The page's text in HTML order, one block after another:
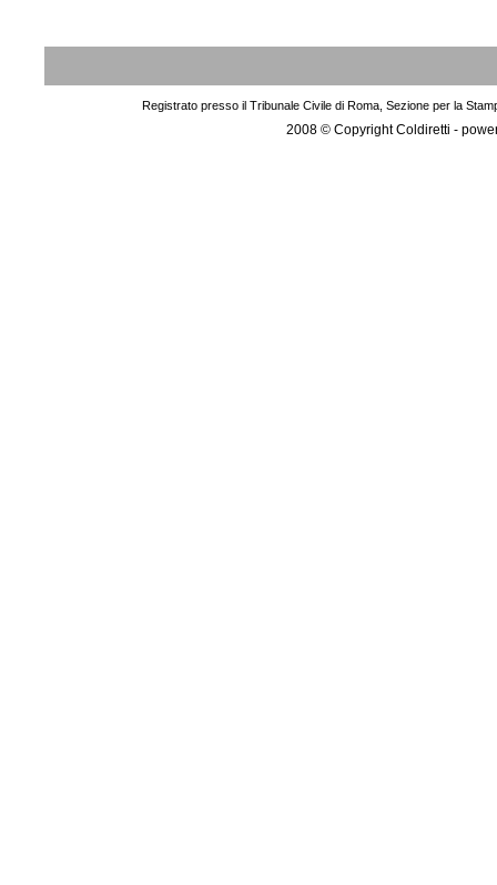
Registrato presso il Tribunale Civile di Roma, Sezione per la
2008 © Copyright Coldiretti -